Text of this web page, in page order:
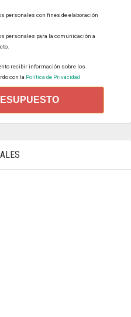
personales con fines de elaboración
personales para la comunicación a
recibir información sobre los
con la Política de Privacidad